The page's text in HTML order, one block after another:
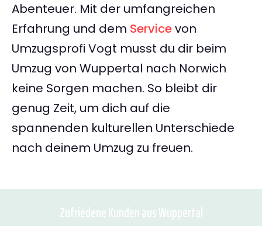
Abenteuer. Mit der umfangreichen
Erfahrung und dem Servicevon
Umzugsprofi Vogt musst du dir beim
Umzug von Wuppertal nach Norwich
keine Sorgen machen. So bleibt dir
genug Zeit, um dich auf die
spannenden kulturellen Unterschiede
nach deinem Umzug zu freuen.
Zufriedene Kunden aus Wuppertal